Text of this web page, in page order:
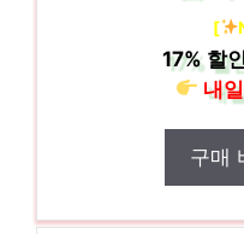
[
17%할
내
구매